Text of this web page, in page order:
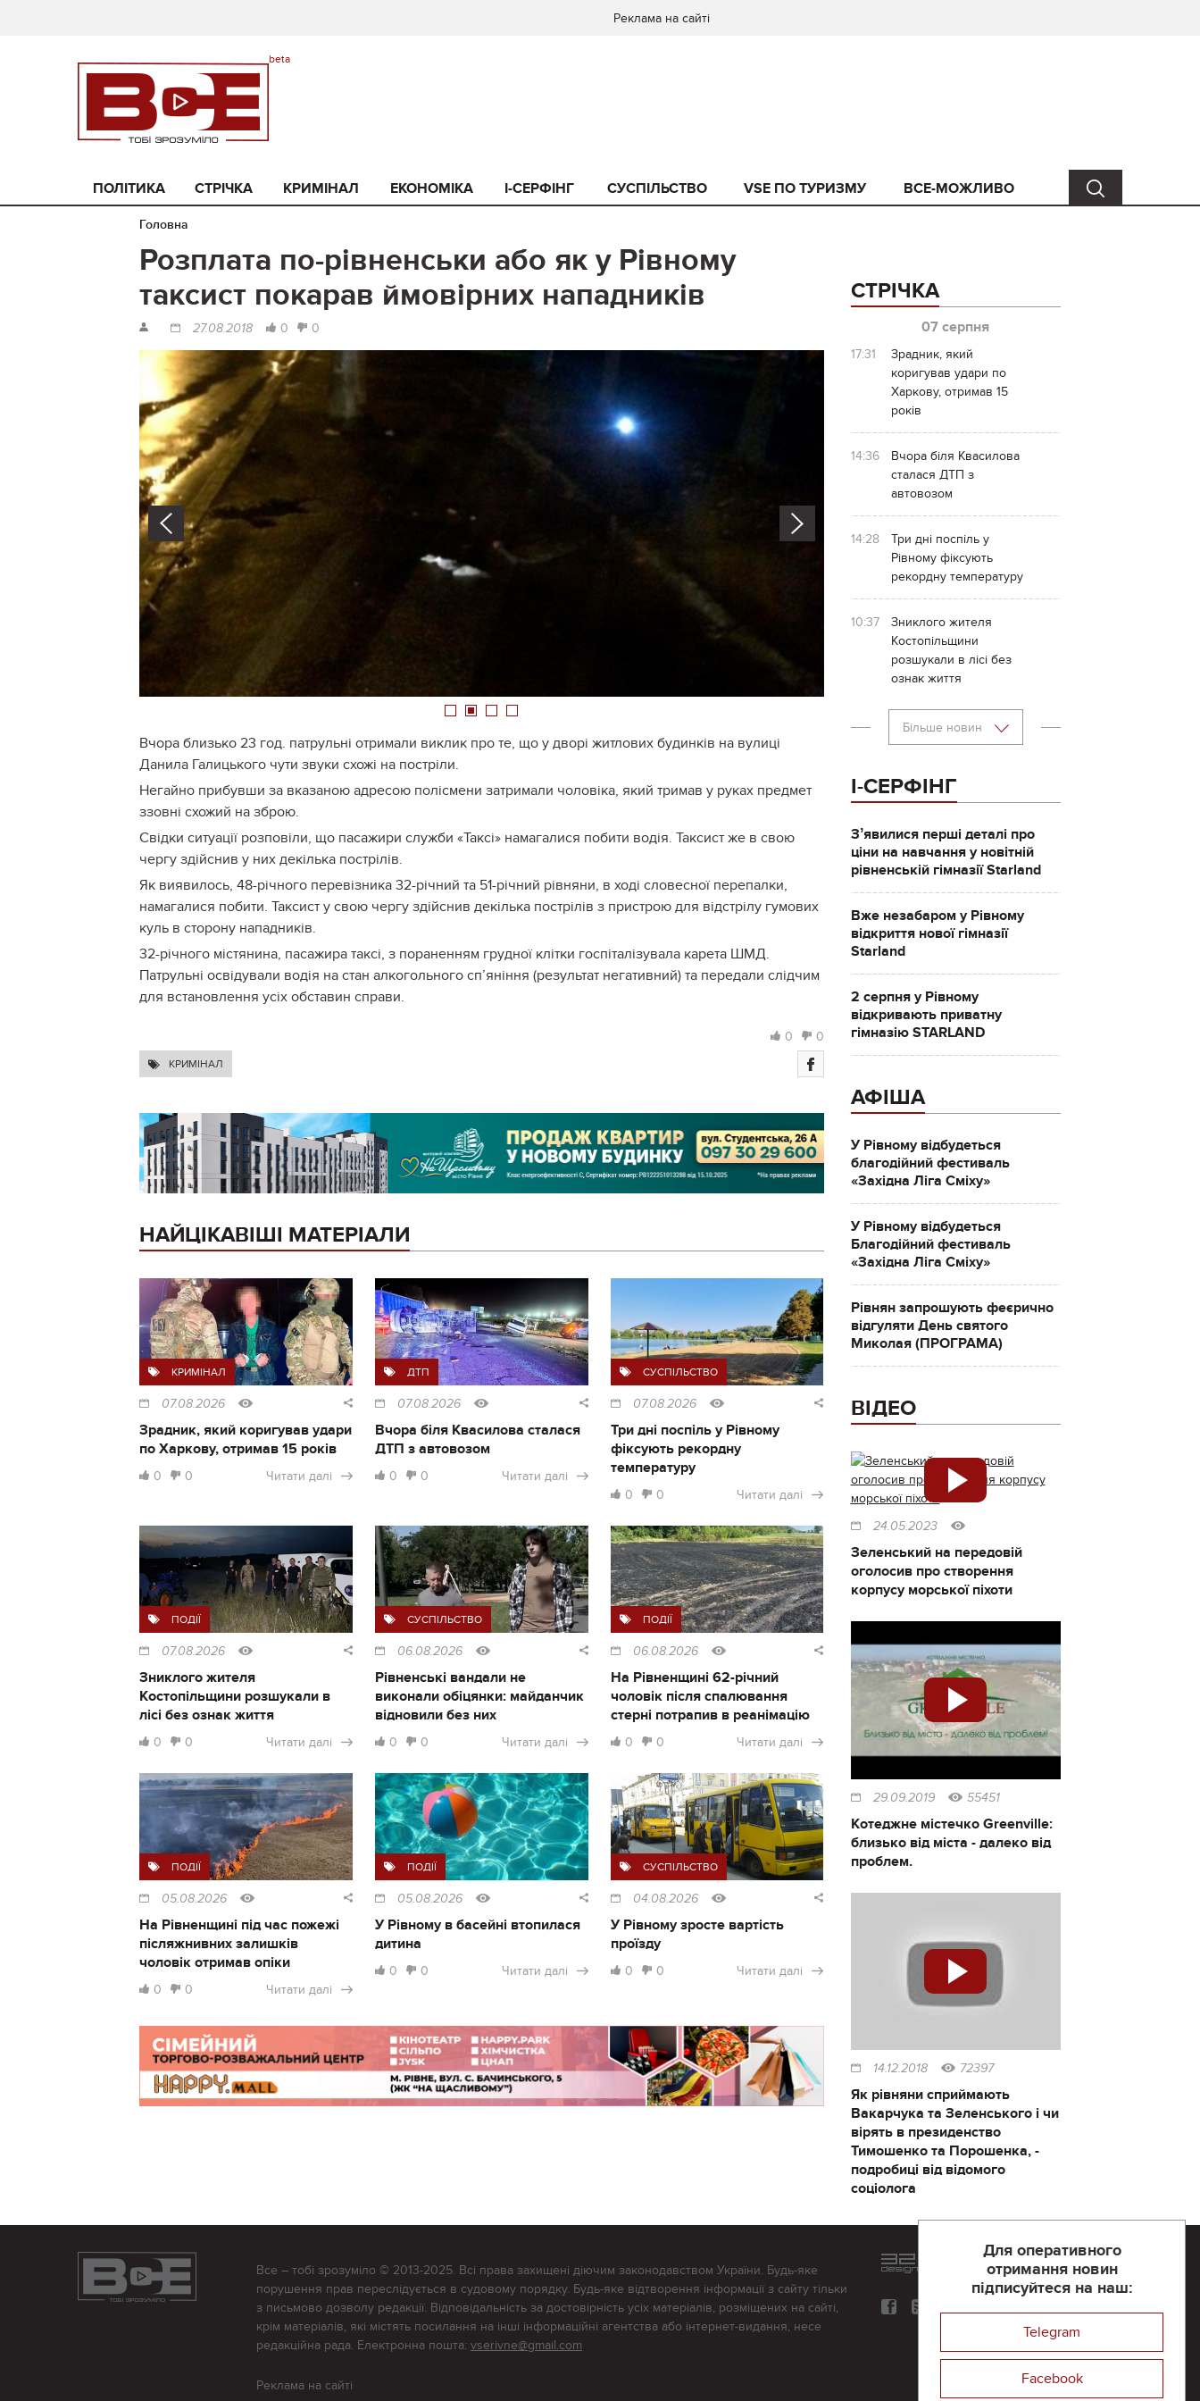
Реклама на сайті
ПОЛІТИКА СТРІЧКА КРИМІНАЛ ЕКОНОМІКА I-СЕРФІНГ СУСПІЛЬСТВО VSE ПО ТУРИЗМУ ВСЕ-МОЖЛИВО
Головна
Розплата по-рівненськи або як у Рівному
таксист покарав ймовірних нападників
27.08.2018 0 0
Prev
1 2 3 4
Вчора близько 23 год. патрульні отримали виклик про те, що у дворі житлових будинків на вулиці
Данила Галицького чути звуки схожі на постріли.
Негайно прибувши за вказаною адресою полісмени затримали чоловіка, який тримав у руках предмет
ззовні схожий на зброю.
Свідки ситуації розповіли, що пасажири служби «Таксі» намагалися побити водія. Таксист же в свою
чергу здійснив у них декілька пострілів.
Як виявилось, 48-річного перевізника 32-річний та 51-річний рівняни, в ході словесної перепалки,
намагалися побити. Таксист у свою чергу здійснив декілька пострілів з пристрою для відстрілу гумових
куль в сторону нападників.
32-річного містянина, пасажира таксі, з пораненням грудної клітки госпіталізувала карета ШМД.
Патрульні освідували водія на стан алкогольного сп’яніння (результат негативний) та передали слідчим
для встановлення усіх обставин справи.
0 0
КРИМІНАЛ
НАЙЦІКАВІШІ МАТЕРІАЛИ
КРИМІНАЛ
07.08.2026
Зрадник, який коригував удари
по Харкову, отримав 15 років
0 0 Читати далі
ДТП
07.08.2026
Вчора біля Квасилова сталася
ДТП з автовозом
0 0 Читати далі
СУСПІЛЬСТВО
07.08.2026
Три дні поспіль у Рівному
фіксують рекордну
температуру
0 0 Читати далі
ПОДІЇ
07.08.2026
Зниклого жителя
Костопільщини розшукали в
лісі без ознак життя
0 0 Читати далі
СУСПІЛЬСТВО
06.08.2026
Рівненські вандали не
виконали обіцянки: майданчик
відновили без них
0 0 Читати далі
ПОДІЇ
06.08.2026
На Рівненщині 62-річний
чоловік після спалювання
стерні потрапив в реанімацію
0 0 Читати далі
ПОДІЇ
05.08.2026
На Рівненщині під час пожежі
післяжнивних залишків
чоловік отримав опіки
0 0 Читати далі
ПОДІЇ
05.08.2026
У Рівному в басейні втопилася
дитина
0 0 Читати далі
СУСПІЛЬСТВО
04.08.2026
У Рівному зросте вартість
проїзду
0 0 Читати далі
СТРІЧКА
07 серпня
17:31
Зрадник, який
коригував удари по
Харкову, отримав 15
років
14:36
Вчора біля Квасилова
сталася ДТП з
автовозом
14:28
Три дні поспіль у
Рівному фіксують
рекордну температуру
10:37
Зниклого жителя
Костопільщини
розшукали в лісі без
ознак життя
Більше новин
І-СЕРФІНГ
Зʼявилися перші деталі про
ціни на навчання у новітній
рівненській гімназії Starland
Вже незабаром у Рівному
відкриття нової гімназії
Starland
2 серпня у Рівному
відкривають приватну
гімназію STARLAND
АФІША
У Рівному відбудеться
благодійний фестиваль
«Західна Ліга Сміху»
У Рівному відбудеться
Благодійний фестиваль
«Західна Ліга Сміху»
Рівнян запрошують феєрично
відгуляти День святого
Миколая (ПРОГРАМА)
ВІДЕО
24.05.2023
Зеленський на передовій
оголосив про створення
корпусу морської піхоти
29.09.2019 55451
Котеджне містечко Greenville:
близько від міста - далеко від
проблем.
14.12.2018 72397
Як рівняни сприймають
Вакарчука та Зеленського і чи
вірять в президенство
Тимошенко та Порошенка, -
подробиці від відомого
соціолога
Для оперативного
отримання новин
підписуйтеся на наш:
Telegram
Facebook
Все – тобі зрозуміло © 2013-2025. Всі права захищені діючим законодавством України. Будь-яке
порушення прав переслідується в судовому порядку. Будь-яке відтворення інформації з сайту тільки
з письмово дозволу редакції. Відповідальність за достовірність усіх матеріалів, розміщених на сайті,
крім матеріалів, які містять посилання на інші інформаційні агентства або інтернет-видання, несе
редакційна рада. Електронна пошта: vserivne@gmail.com
Реклама на сайті
Розроблений та підтримується
компанії 32х32